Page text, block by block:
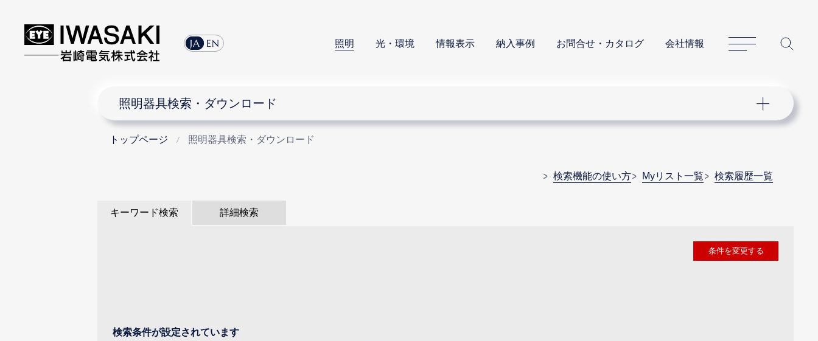
JA EN 照明 光・環境 情報表示 納入事例 お問合せ・カタログ 会社情報
サイトマップ
照明器具検索・ダウンロード
トップページ 照明器具検索・ダウンロード
検索機能の使い方 Myリスト一覧 検索履歴一覧
キーワード検索 詳細検索
条件を変更する
検索条件が設定されています